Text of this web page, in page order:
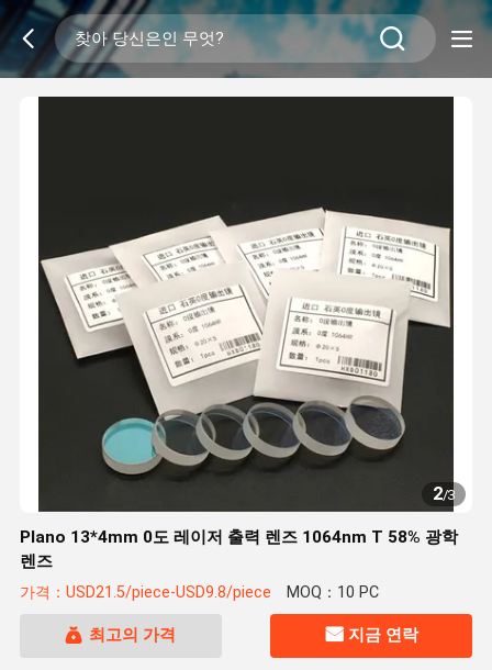
2/3
Plano 13*4mm 0도 레이저 출력 렌즈 1064nm T 58% 광학
렌즈
가격：USD21.5/piece-USD9.8/piece MOQ：10 PC
최고의 가격 지금 연락